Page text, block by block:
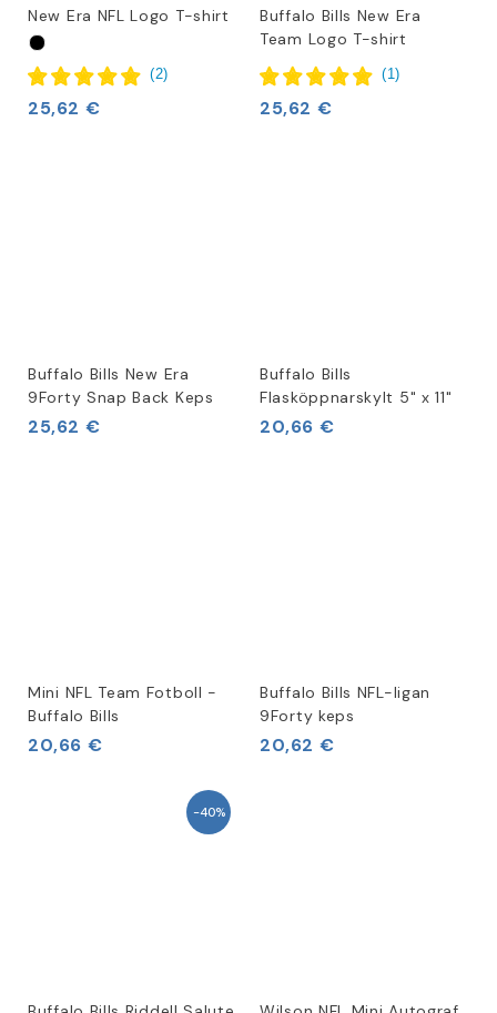
New Era NFL Logo T-shirt
(2)
25,62 €
Buffalo Bills New Era
Team Logo T-shirt
(1)
25,62 €
Buffalo Bills New Era
9Forty Snap Back Keps
25,62 €
Buffalo Bills
Flasköppnarskylt 5" x 11"
20,66 €
Mini NFL Team Fotboll -
Buffalo Bills
20,66 €
Buffalo Bills NFL-ligan
9Forty keps
20,62 €
−40%